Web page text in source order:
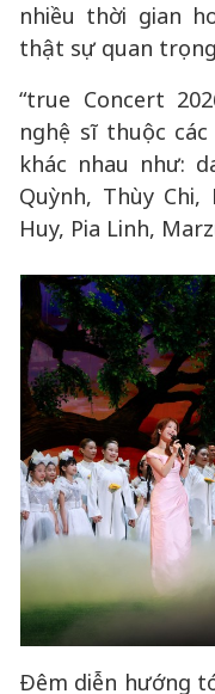
nhiều thời gian
thật sự quan
“true Concert
nghệ sĩ thuộc
khác nhau như:
Quỳnh, Thùy
Huy, Pia Linh,
Đêm diễn hướng